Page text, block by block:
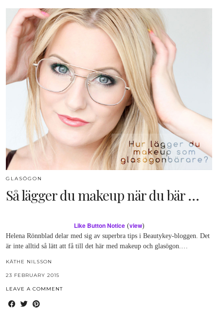
GLASÖGON
Så lägger du makeup när du bär …
Like Button Notice(view)
Helena Rönnblad delar med sig av superbra tips i Beautykey-bloggen. Det
är inte alltid så lätt att få till det här med makeup och glasögon.…
KÄTHE NILSSON
23 FEBRUARY 2015
LEAVE A COMMENT